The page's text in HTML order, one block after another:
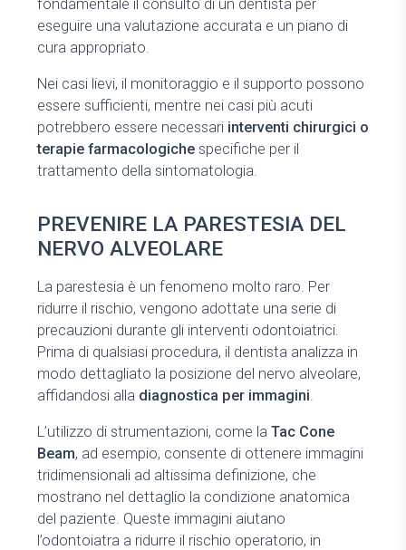
fondamentale il consulto di un dentista per
eseguire una valutazione accurata e un piano di
cura appropriato.
Nei casi lievi, il monitoraggio e il supporto possono
essere sufficienti, mentre nei casi più acuti
potrebbero essere necessari interventi chirurgici o
terapie farmacologichespecifiche per il
trattamento della sintomatologia.
PREVENIRE LA PARESTESIA DEL
NERVO ALVEOLARE
La parestesia è un fenomeno molto raro. Per
ridurre il rischio, vengono adottate una serie di
precauzioni durante gli interventi odontoiatrici.
Prima di qualsiasi procedura, il dentista analizza in
modo dettagliato la posizione del nervo alveolare,
affidandosi alla diagnostica per immagini
L’utilizzo di strumentazioni, come la Tac Cone
Beam, ad esempio, consente di ottenere immagini
tridimensionali ad altissima definizione, che
mostrano nel dettaglio la condizione anatomica
del paziente. Queste immagini aiutano
l’odontoiatra a ridurre il rischio operatorio, in